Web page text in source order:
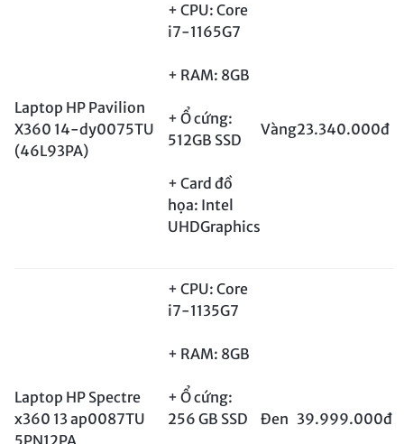
Laptop HP Pavilion
X360 14-dy0075TU
(46L93PA)
+ CPU: Core
i7-1165G7
+ RAM: 8GB
+ Ổ cứng:
512GB SSD
+ Card đồ
họa: Intel
UHDGraphics
Vàng23.340.000đ
Laptop HP Spectre
x360 13 ap0087TU
+ CPU: Core
i7-1135G7
+ RAM: 8GB
+ Ổ cứng:
256 GB SSD
Đen 39.999.000đ